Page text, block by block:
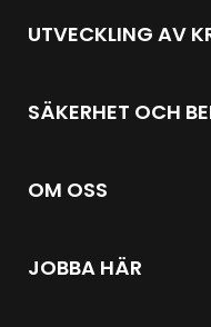
UTVECKLING AV
SÄKERHET OCH
OM OSS
JOBBA HÄR